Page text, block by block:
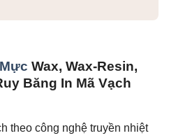
Wax, Wax-Resin,
Băng In Mã Vạch
theo công nghệ truyền nhiệt